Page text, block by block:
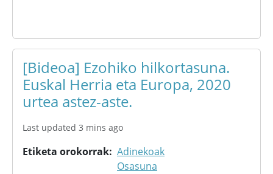
[Bideoa] Ezohiko hilkortasuna.
Euskal Herria eta Europa, 2020
urtea astez-aste.
Last updated 3 mins ago
Etiketa orokorrak Adinekoak
Osasuna